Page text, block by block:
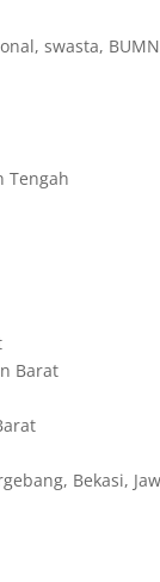
swasta,
Tengah
Barat
Bekasi,